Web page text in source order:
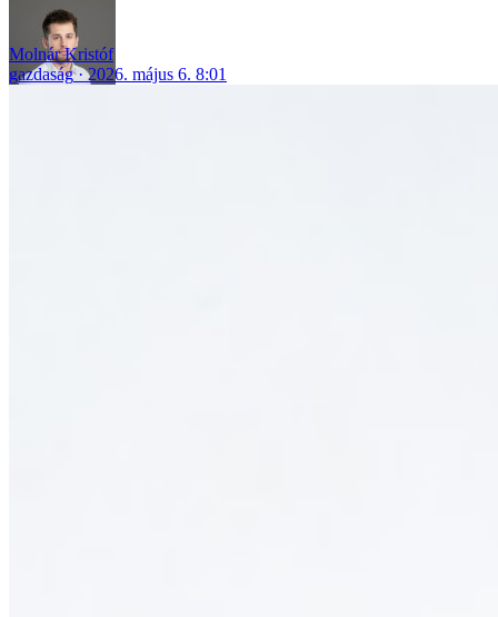
Molnár Kristóf
gazdaság
2026. május 6. 8:01